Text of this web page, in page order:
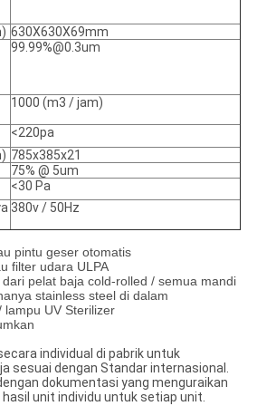
630X630X69mm
99.99%@0.3um
1000 (m3 / jam)
<220pa
785x385x21
75% @ 5um
<30 Pa
380v / 50Hz
pintu geser otomatis
filter udara ULPA
pelat baja cold-rolled / semua mandi
stainless steel di dalam
UV Sterilizer
individual di pabrik untuk
sesuai dengan Standar internasional.
dokumentasi yang menguraikan
unit individu untuk setiap unit.